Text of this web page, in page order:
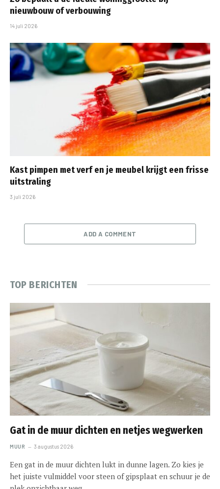
nieuwbouw of verbouwing
14 juli 2026
Kast pimpen met verf en je meubel krijgt een frisse
uitstraling
3 juli 2026
ADD A COMMENT
TOP BERICHTEN
Gat in de muur dichten en netjes wegwerken
MUUR 3 augustus 2026
Een gat in de muur dichten lukt in dunne lagen. Zo kies je
het juiste vulmiddel voor steen of gipsplaat en schuur je de